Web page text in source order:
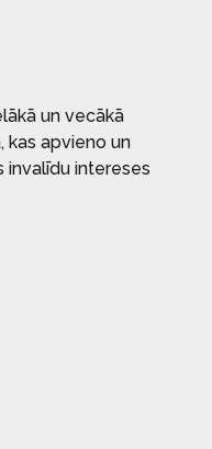
un vecākā
kas apvieno un
invalīdu intereses